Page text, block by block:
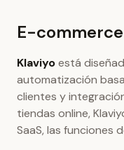
E-commerce
Klaviyoestá
automatización
clientes y
tiendas online,
SaaS, las funciones